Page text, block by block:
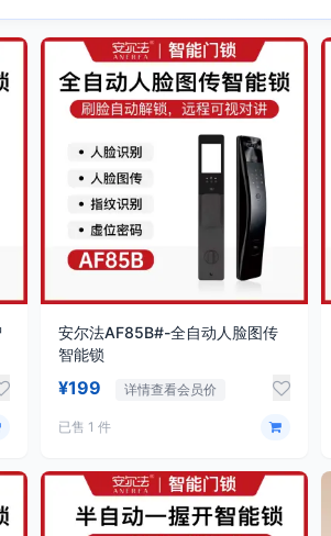
安尔法AF85B#-全自动人脸图传
智能锁
¥199 详情查看会员价
已售 1 件